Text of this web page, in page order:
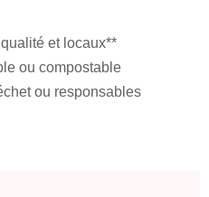
et locaux**
ou compostable
ou responsables